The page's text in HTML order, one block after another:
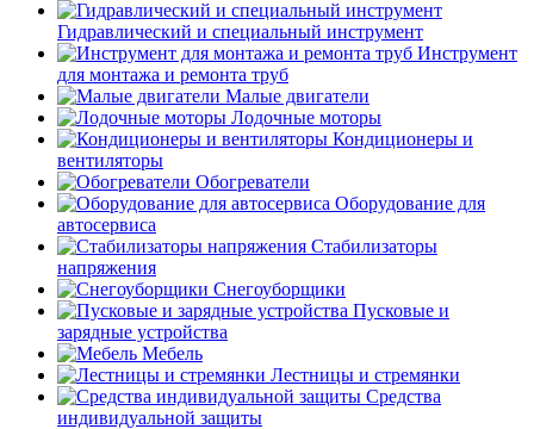
Гидравлический и специальный инструмент
Инструмент
для монтажа и ремонта труб
Малые двигатели
Лодочные моторы
Кондиционеры и
вентиляторы
Обогреватели
Оборудование для
автосервиса
Стабилизаторы
напряжения
Снегоуборщики
Пусковые и
зарядные устройства
Мебель
Лестницы и стремянки
Средства
индивидуальной защиты